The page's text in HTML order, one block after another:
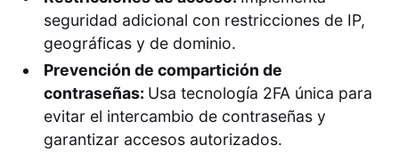
seguridad adicional con restricciones de IP,
geográficas y de dominio.
Prevención de compartición de
contraseñas: Usa tecnología 2FA única para
evitar el intercambio de contraseñas y
garantizar accesos autorizados.